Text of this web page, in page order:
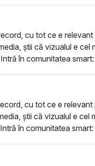
cu tot ce e
știi că vizualul e
în comunitatea
cu tot ce e
știi că vizualul e
în comunitatea smart: